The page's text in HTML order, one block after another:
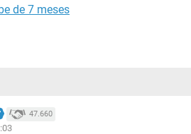
de 7 meses
47.660